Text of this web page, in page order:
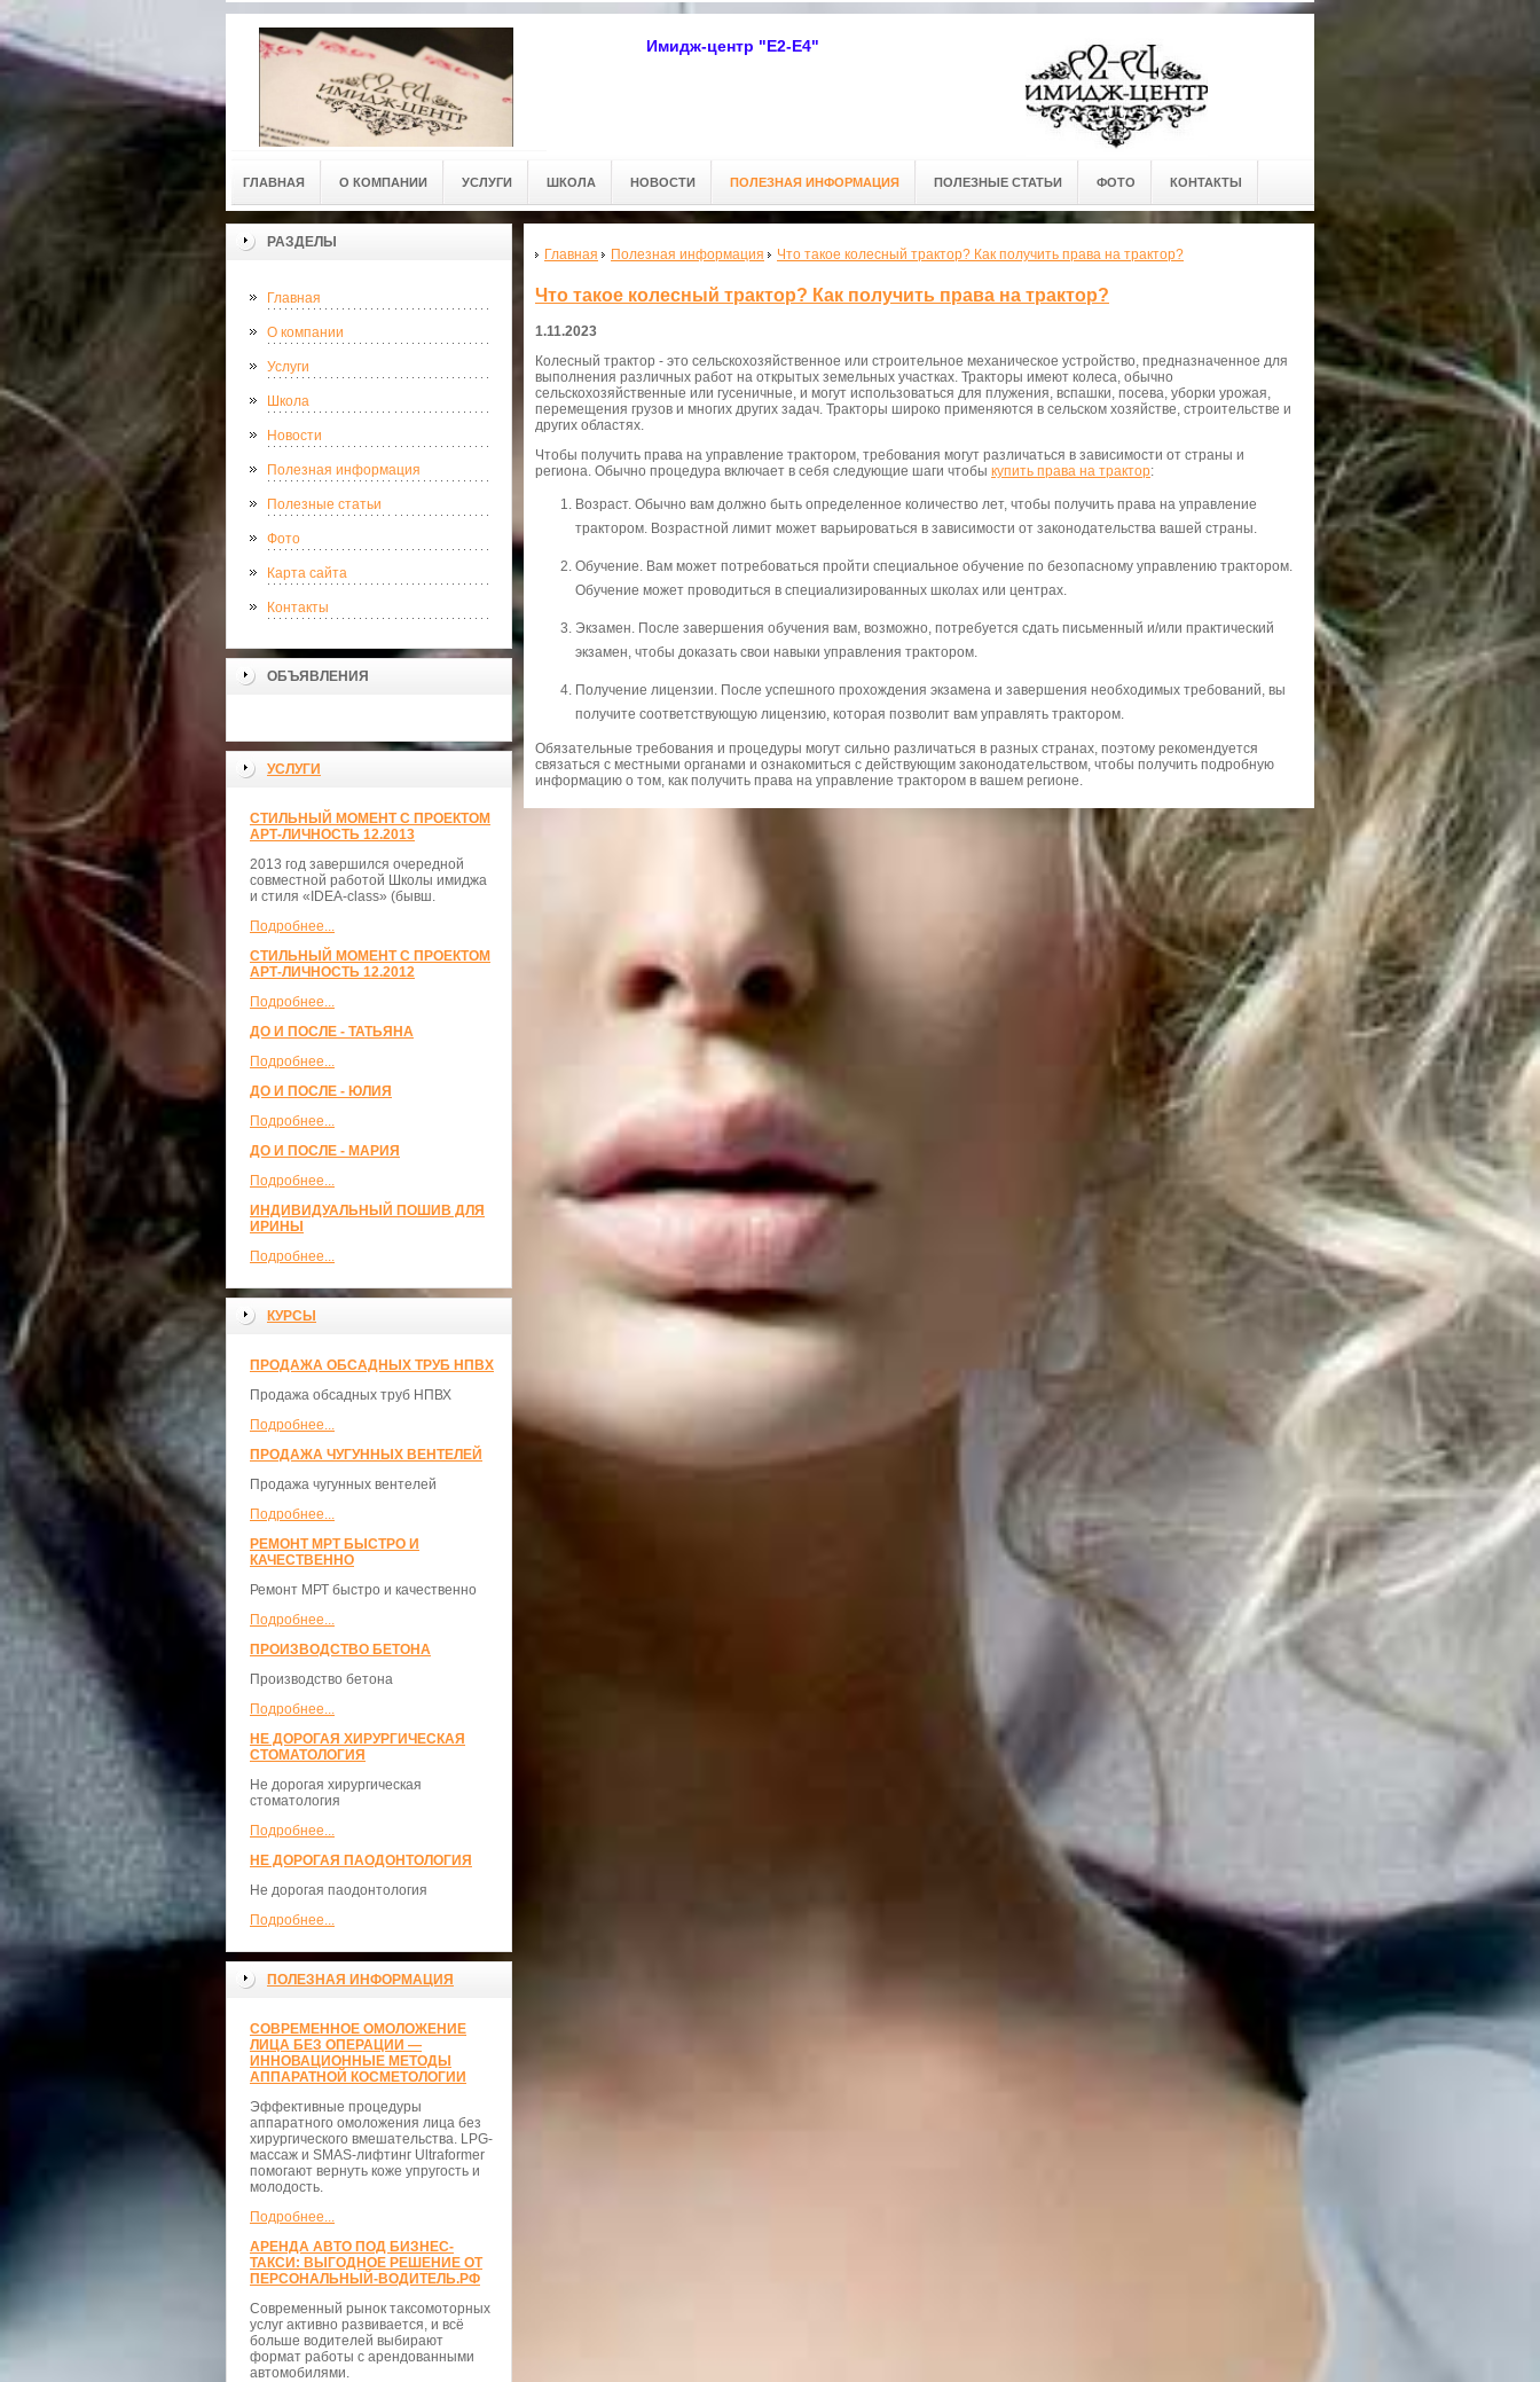
Имидж-центр "Е2-Е4"
ГЛАВНАЯ О КОМПАНИИ УСЛУГИ ШКОЛА НОВОСТИ ПОЛЕЗНАЯ ИНФОРМАЦИЯ ПОЛЕЗНЫЕ СТАТЬИ ФОТО КОНТАКТЫ
РАЗДЕЛЫ
Главная
О компании
Услуги
Школа
Новости
Полезная информация
Полезные статьи
Фото
Карта сайта
Контакты
ОБЪЯВЛЕНИЯ
УСЛУГИ
СТИЛЬНЫЙ МОМЕНТ С ПРОЕКТОМ
АРТ-ЛИЧНОСТЬ 12.2013
2013 год завершился очередной
совместной работой Школы имиджа
и стиля «IDEA-class» (бывш.
Подробнее...
СТИЛЬНЫЙ МОМЕНТ С ПРОЕКТОМ
АРТ-ЛИЧНОСТЬ 12.2012
Подробнее...
ДО И ПОСЛЕ - ТАТЬЯНА
Подробнее...
ДО И ПОСЛЕ - ЮЛИЯ
Подробнее...
ДО И ПОСЛЕ - МАРИЯ
Подробнее...
ИНДИВИДУАЛЬНЫЙ ПОШИВ ДЛЯ
ИРИНЫ
Подробнее...
КУРСЫ
ПРОДАЖА ОБСАДНЫХ ТРУБ НПВХ
Продажа обсадных труб НПВХ
Подробнее...
ПРОДАЖА ЧУГУННЫХ ВЕНТЕЛЕЙ
Продажа чугунных вентелей
Подробнее...
РЕМОНТ МРТ БЫСТРО И
КАЧЕСТВЕННО
Ремонт МРТ быстро и качественно
Подробнее...
ПРОИЗВОДСТВО БЕТОНА
Производство бетона
Подробнее...
НЕ ДОРОГАЯ ХИРУРГИЧЕСКАЯ
СТОМАТОЛОГИЯ
Не дорогая хирургическая
стоматология
Подробнее...
НЕ ДОРОГАЯ ПАОДОНТОЛОГИЯ
Не дорогая паодонтология
Подробнее...
ПОЛЕЗНАЯ ИНФОРМАЦИЯ
СОВРЕМЕННОЕ ОМОЛОЖЕНИЕ
ЛИЦА БЕЗ ОПЕРАЦИИ —
ИННОВАЦИОННЫЕ МЕТОДЫ
АППАРАТНОЙ КОСМЕТОЛОГИИ
Эффективные процедуры
аппаратного омоложения лица без
хирургического вмешательства. LPG-
массаж и SMAS-лифтинг Ultraformer
помогают вернуть коже упругость и
молодость.
Подробнее...
АРЕНДА АВТО ПОД БИЗНЕС-
ТАКСИ: ВЫГОДНОЕ РЕШЕНИЕ ОТ
ПЕРСОНАЛЬНЫЙ-ВОДИТЕЛЬ.РФ
Современный рынок таксомоторных
услуг активно развивается, и всё
больше водителей выбирают
формат работы с арендованными
автомобилями.
Главная Полезная информация Что такое колесный трактор? Как получить права на трактор?
Что такое колесный трактор? Как получить права на трактор?
1.11.2023
Колесный трактор - это сельскохозяйственное или строительное механическое устройство, предназначенное для
выполнения различных работ на открытых земельных участках. Тракторы имеют колеса, обычно
сельскохозяйственные или гусеничные, и могут использоваться для плужения, вспашки, посева, уборки урожая,
перемещения грузов и многих других задач. Тракторы широко применяются в сельском хозяйстве, строительстве и
других областях.
Чтобы получить права на управление трактором, требования могут различаться в зависимости от страны и
региона. Обычно процедура включает в себя следующие шаги чтобы купить права на трактор:
Возраст. Обычно вам должно быть определенное количество лет, чтобы получить права на управление
трактором. Возрастной лимит может варьироваться в зависимости от законодательства вашей страны.
Обучение. Вам может потребоваться пройти специальное обучение по безопасному управлению трактором.
Обучение может проводиться в специализированных школах или центрах.
Экзамен. После завершения обучения вам, возможно, потребуется сдать письменный и/или практический
экзамен, чтобы доказать свои навыки управления трактором.
Получение лицензии. После успешного прохождения экзамена и завершения необходимых требований, вы
получите соответствующую лицензию, которая позволит вам управлять трактором.
Обязательные требования и процедуры могут сильно различаться в разных странах, поэтому рекомендуется
связаться с местными органами и ознакомиться с действующим законодательством, чтобы получить подробную
информацию о том, как получить права на управление трактором в вашем регионе.